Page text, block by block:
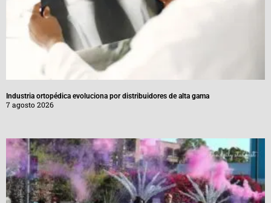
Industria ortopédica evoluciona por distribuidores de alta gama
7 agosto 2026